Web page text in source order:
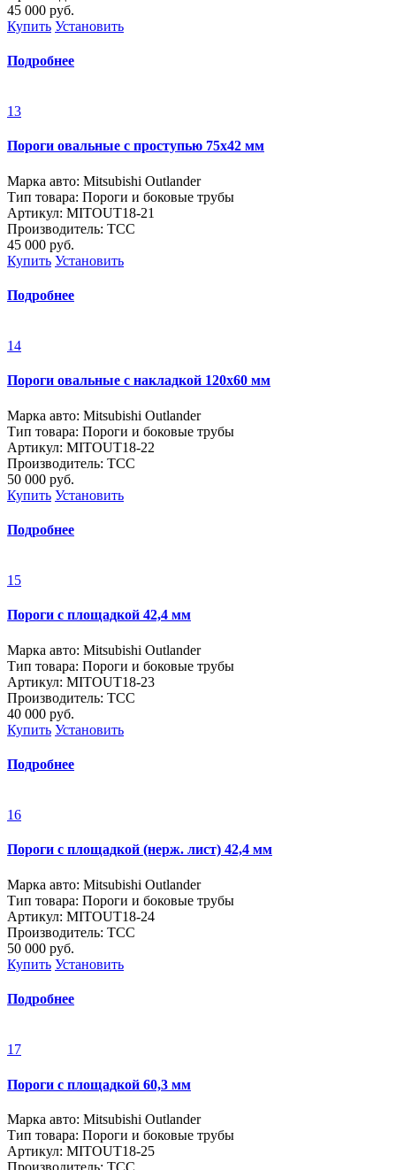
45 000 руб.
Купить Установить
Подробнее
13
Пороги овальные с проступью 75х42 мм
Марка авто: Mitsubishi Outlander
Тип товара: Пороги и боковые трубы
Артикул: MITOUT18-21
Производитель: ТСС
45 000 руб.
Купить Установить
Подробнее
14
Пороги овальные с накладкой 120х60 мм
Марка авто: Mitsubishi Outlander
Тип товара: Пороги и боковые трубы
Артикул: MITOUT18-22
Производитель: ТСС
50 000 руб.
Купить Установить
Подробнее
15
Пороги с площадкой 42,4 мм
Марка авто: Mitsubishi Outlander
Тип товара: Пороги и боковые трубы
Артикул: MITOUT18-23
Производитель: ТСС
40 000 руб.
Купить Установить
Подробнее
16
Пороги с площадкой (нерж. лист) 42,4 мм
Марка авто: Mitsubishi Outlander
Тип товара: Пороги и боковые трубы
Артикул: MITOUT18-24
Производитель: ТСС
50 000 руб.
Купить Установить
Подробнее
17
Пороги с площадкой 60,3 мм
Марка авто: Mitsubishi Outlander
Тип товара: Пороги и боковые трубы
Артикул: MITOUT18-25
Производитель: ТСС